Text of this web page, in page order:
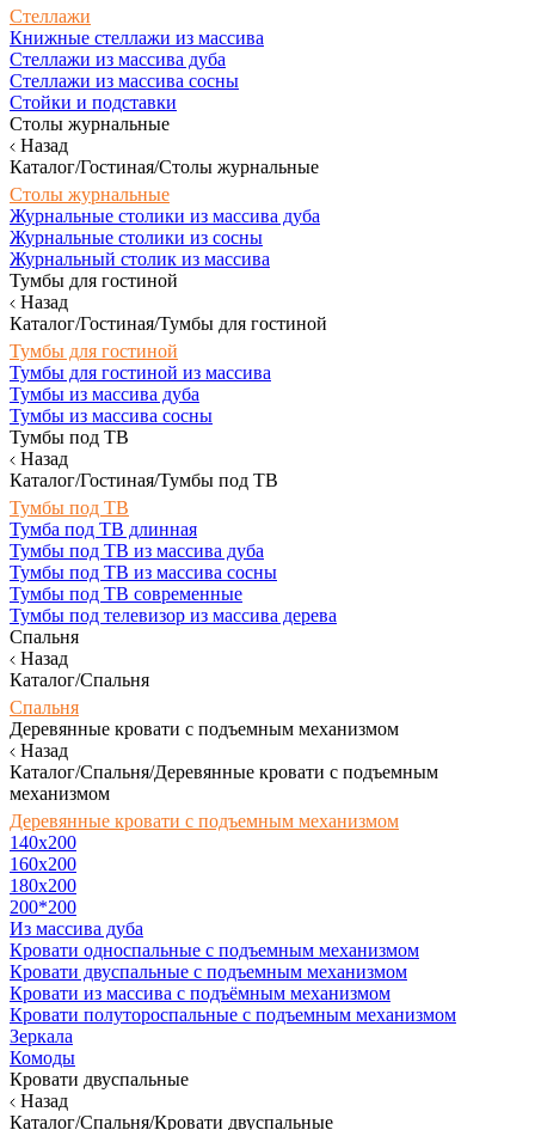
Стеллажи
Книжные стеллажи из массива
Стеллажи из массива дуба
Стеллажи из массива сосны
Стойки и подставки
Столы журнальные
Назад
Каталог/Гостиная/Столы журнальные
Столы журнальные
Журнальные столики из массива дуба
Журнальные столики из сосны
Журнальный столик из массива
Тумбы для гостиной
Назад
Каталог/Гостиная/Тумбы для гостиной
Тумбы для гостиной
Тумбы для гостиной из массива
Тумбы из массива дуба
Тумбы из массива сосны
Тумбы под ТВ
Назад
Каталог/Гостиная/Тумбы под ТВ
Тумбы под ТВ
Тумба под ТВ длинная
Тумбы под ТВ из массива дуба
Тумбы под ТВ из массива сосны
Тумбы под ТВ современные
Тумбы под телевизор из массива дерева
Спальня
Назад
Каталог/Спальня
Спальня
Деревянные кровати с подъемным механизмом
Назад
Каталог/Спальня/Деревянные кровати с подъемным
механизмом
Деревянные кровати с подъемным механизмом
140x200
160х200
180х200
200*200
Из массива дуба
Кровати односпальные с подъемным механизмом
Кровати двуспальные с подъемным механизмом
Кровати из массива с подъёмным механизмом
Кровати полутороспальные с подъемным механизмом
Зеркала
Комоды
Кровати двуспальные
Назад
Каталог/Спальня/Кровати двуспальные